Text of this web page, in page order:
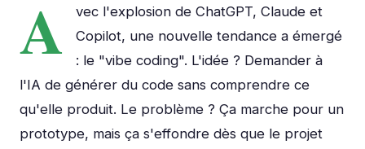
A
vec l'explosion de ChatGPT, Claude et
Copilot, une nouvelle tendance a émergé
: le "vibe coding". L'idée ? Demander à
l'IA de générer du code sans comprendre ce
qu'elle produit. Le problème ? Ça marche pour un
prototype, mais ça s'effondre dès que le projet